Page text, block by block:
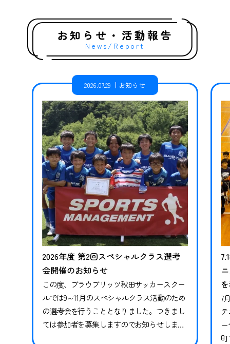
お知らせ・活動報告
News/Report
2026.07.29 お知らせ
2026年度 第2回スペシャルクラス選考
会開催のお知らせ
この度、ブラウブリッツ秋田サッカースクー
ルでは9～11月のスペシャルクラス活動のため
の選考会を行うこととなりました。つきまし
ては参加者を募集しますのでお知らせしま
7